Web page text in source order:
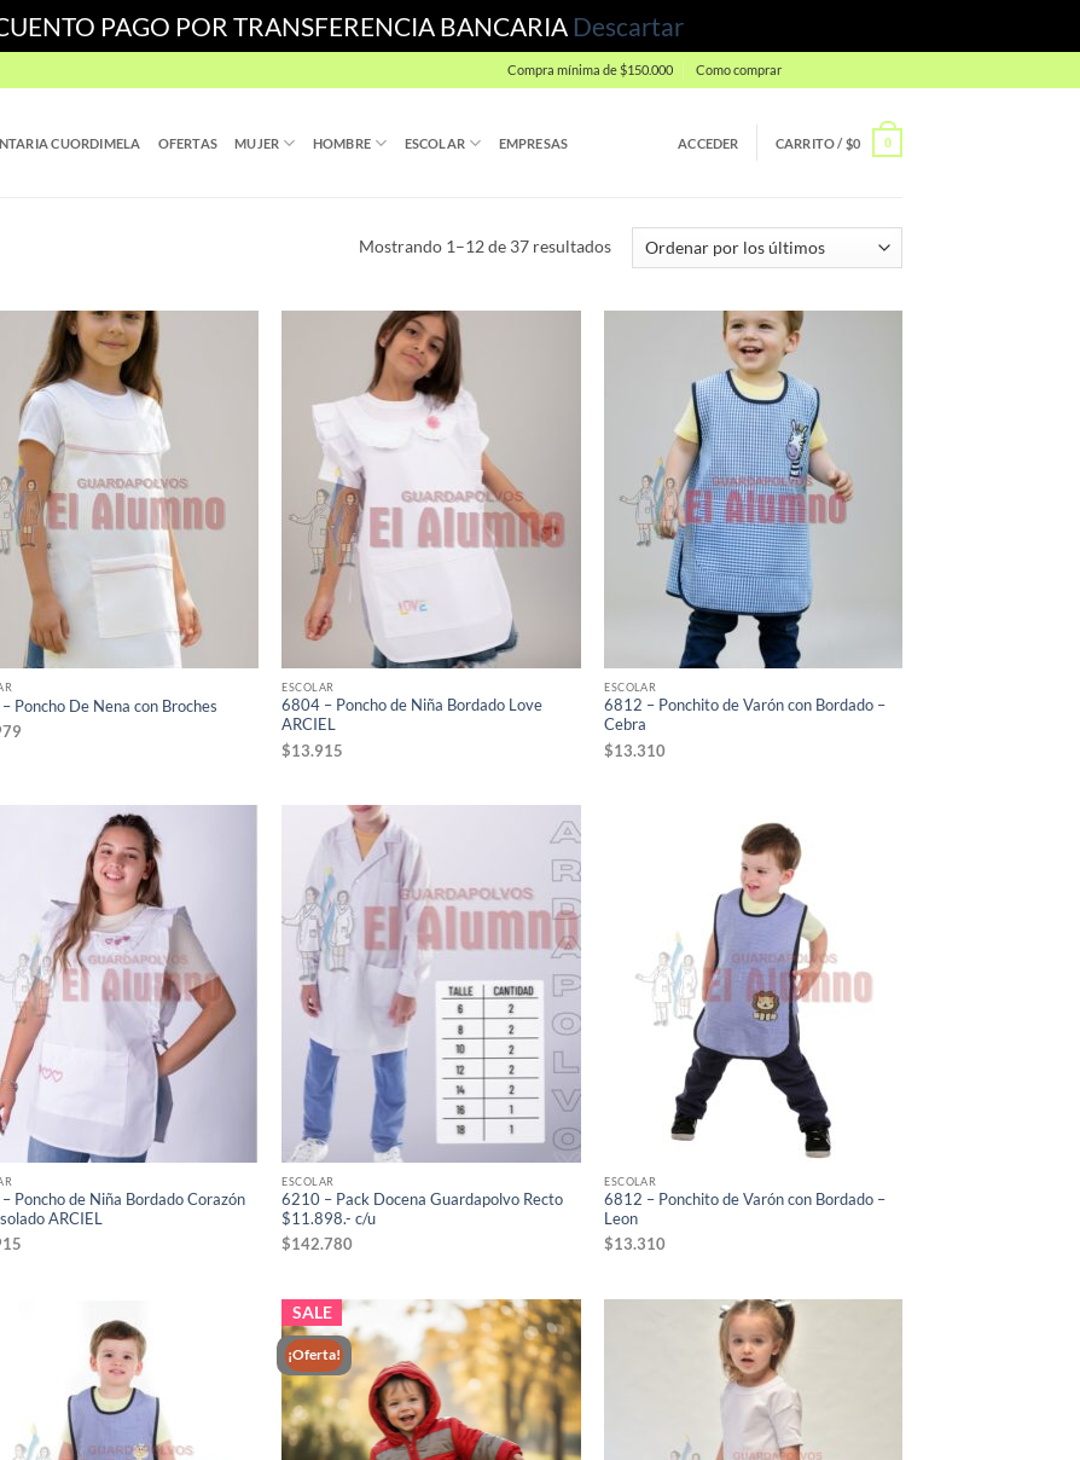
PAGO POR TRANSFERENCIA BANCARIA Descartar
Compra mínima de $150.000 Como comprar
CUORDIMELA OFERTAS MUJER HOMBRE ESCOLAR EMPRESAS ACCEDER CARRITO /$0 0
Mostrando 1–12 de 37 resultadosOrdenado
por
Poncho De Nena con Broches
ESCOLAR
6804 – Poncho de Niña Bordado Love
ARCIEL
$13.915
ESCOLAR
6812 – Ponchito de Varón con Bordado –
Cebra
$13.310
Poncho de Niña Bordado Corazón
ARCIEL
ESCOLAR
6210 – Pack Docena Guardapolvo Recto
$11.898.- c/u
$142.780
ESCOLAR
6812 – Ponchito de Varón con Bordado –
Leon
$13.310
¡Oferta!
SALE